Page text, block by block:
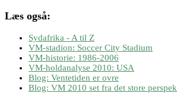
Læs også:
Sydafrika - A til Z
VM-stadion: Soccer City Stadium
VM-historie: 1986-2006
VM-holdanalyse 2010: USA
Blog: Ventetiden er ovre
Blog: VM 2010 set fra det store